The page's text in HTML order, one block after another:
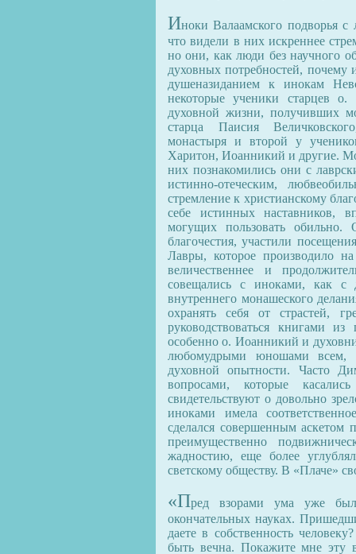
Иноки Валаамского подворья
что видели в них искреннее
но они, как люди без научного
духовных потребностей, почему
душеназиданием к инокам
некоторые ученики старцев
духовной жизни, получивших
старца Паисия
монастыря и второй у
Харитон, Иоанникий и другие.
них познакомились они с
истинно-отеческим,
стремление к христианскому
себе истинных
могущих пользовать
благочестия, участили
Лавры, которое производило
величественнее и
совещались с иноками, как с
внутреннего монашеского
охранять себя от страстей,
руководствоваться книгами
особенно о. Иоанникий и
любомудрыми юношами всем,
духовной опытности. Часто
вопросами, которые
свидетельствуют о довольно
иноками имела
сделался совершенным аскетом
преимущественно
жадностию, еще более
светскому обществу. В «Плаче»
«Пред взорами ума уже
окончательных науках.
даете в собственность
быть вечна. Покажите мне эту